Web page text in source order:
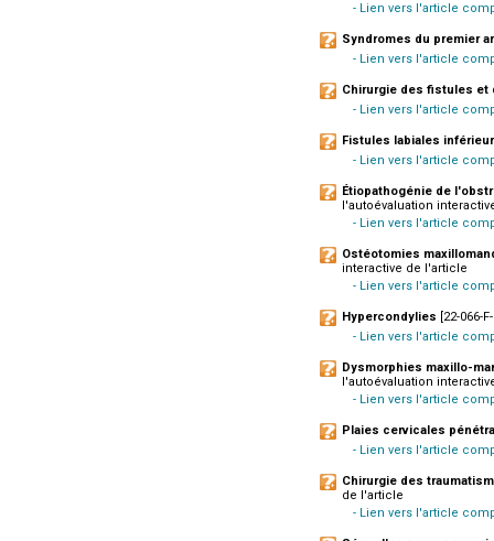
- Lien vers l'article
Syndromes du premier
- Lien vers l'article
Chirurgie des fistules et
- Lien vers l'article
Fistules labiales
- Lien vers l'article
Étiopathogénie de
l'autoévaluation
- Lien vers l'article
Ostéotomies
interactive de l'article
- Lien vers l'article
Hypercondylies [22-066-
- Lien vers l'article
Dysmorphies maxillo-
l'autoévaluation
- Lien vers l'article
Plaies cervicales
- Lien vers l'article
Chirurgie des
de l'article
- Lien vers l'article